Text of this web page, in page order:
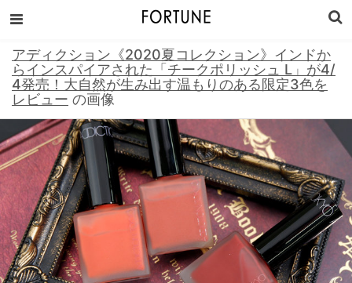
アディクション《2020夏コレクション》インドか
らインスパイアされた「チークポリッシュ L」が4/
4発売！大自然が生み出す温もりのある限定3色を
レビュー の画像